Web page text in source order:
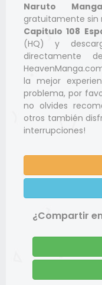
Naruto
gratuitamente sin
Capitulo 108
(HQ) y
directamente
la mejor
problema, por
no olvides
otros también
interrupciones!
¿Compartir